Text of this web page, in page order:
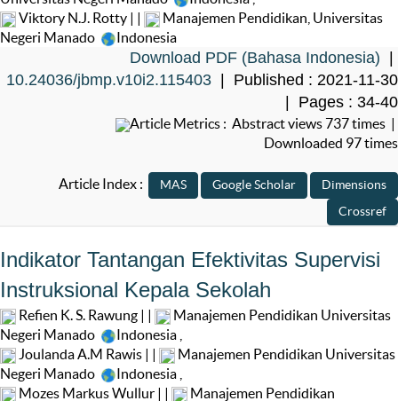
Viktory N.J. Rotty | |
Manajemen Pendidikan, Universitas
Negeri Manado
Indonesia
Download PDF (Bahasa Indonesia) |
10.24036/jbmp.v10i2.115403 | Published : 2021-11-30
| Pages : 34-40
Article Metrics : Abstract views 737 times |
Downloaded 97 times
Article Index :
Indikator Tantangan Efektivitas Supervisi
Instruksional Kepala Sekolah
Refien K. S. Rawung | |
Manajemen Pendidikan Universitas
Negeri Manado
Indonesia
Joulanda A.M Rawis | |
Manajemen Pendidikan Universitas
Negeri Manado
Indonesia
Mozes Markus Wullur | |
Manajemen Pendidikan